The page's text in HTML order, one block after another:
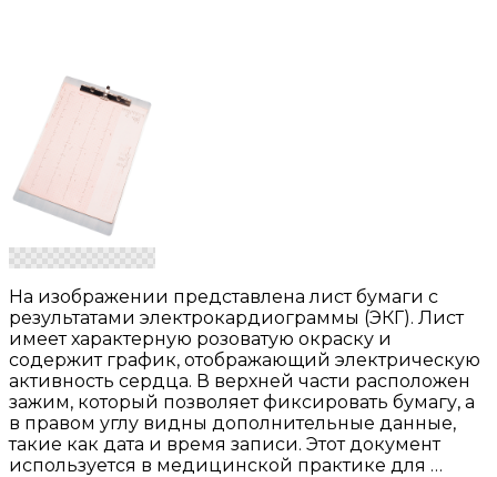
На изображении представлена лист бумаги с
результатами электрокардиограммы (ЭКГ). Лист
имеет характерную розоватую окраску и
содержит график, отображающий электрическую
активность сердца. В верхней части расположен
зажим, который позволяет фиксировать бумагу, а
в правом углу видны дополнительные данные,
такие как дата и время записи. Этот документ
используется в медицинской практике для …